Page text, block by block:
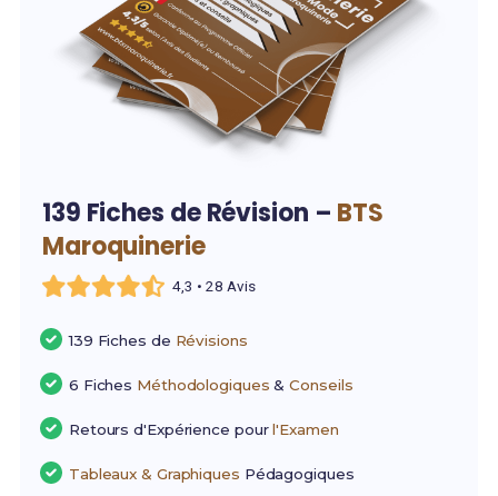
139 Fiches de Révision – BTS
Maroquinerie
4,3 • 28 Avis
139 Fiches de Révisions
6 Fiches Méthodologiques &Conseils
Retours d'Expérience pourl'Examen
Tableaux & Graphiques Pédagogiques